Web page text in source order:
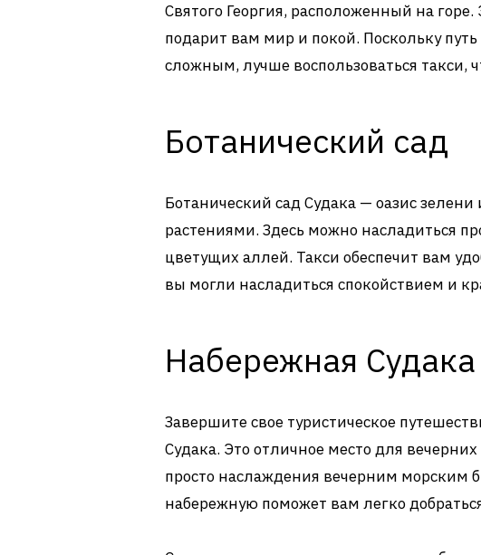
Святого Георгия, расположенный на
подарит вам мир и покой. Поскольку
сложным, лучше воспользоваться такси,
Ботанический сад
Ботанический сад Судака — оазис
растениями. Здесь можно насладиться
цветущих аллей. Такси обеспечит вам
вы могли насладиться спокойствием и
Набережная Судака
Завершите свое туристическое
Судака. Это отличное место для
просто наслаждения вечерним морским
набережную поможет вам легко